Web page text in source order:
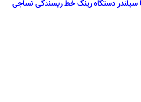
سیلندر دستگاه رینگ خط ریسندگی نساجی